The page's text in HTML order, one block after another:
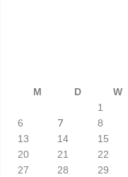
M
D W
1
6
7 8
13
14 15
20
21 22
27
28 29